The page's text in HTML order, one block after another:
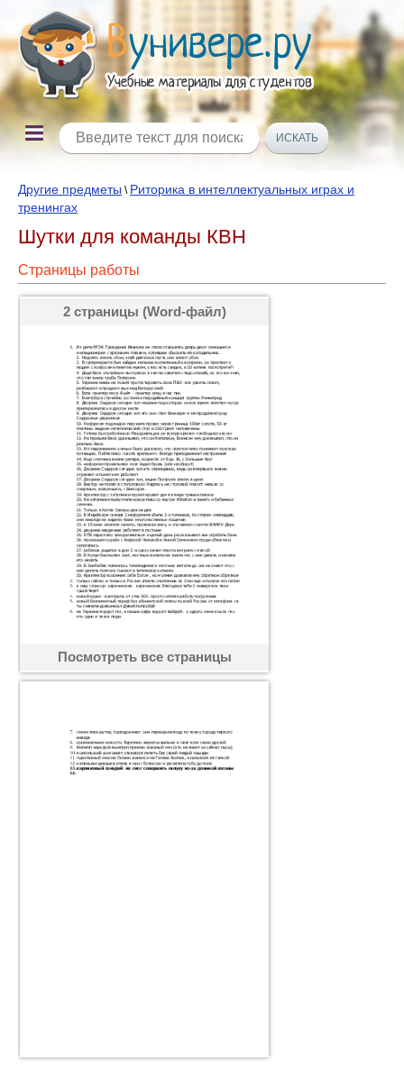
Другие предметы \ Риторика в интеллектуальных играх и
тренингах
Шутки для команды КВН
Страницы работы
2 страницы (Word-файл)
Посмотреть все страницы